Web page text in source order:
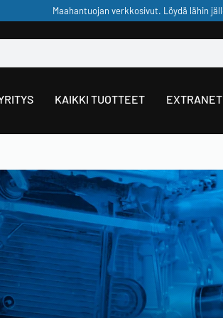
KAIKKI TUOTTEET EXTRANET